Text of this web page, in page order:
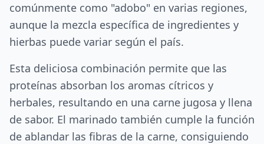
comúnmente como "adobo" en varias regiones,
aunque la mezcla específica de ingredientes y
hierbas puede variar según el país.
Esta deliciosa combinación permite que las
proteínas absorban los aromas cítricos y
herbales, resultando en una carne jugosa y llena
de sabor. El marinado también cumple la función
de ablandar las fibras de la carne, consiguiendo